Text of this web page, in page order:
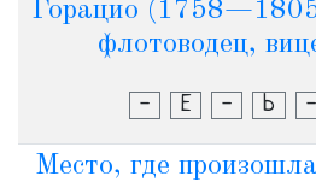
Горацио
флотоводец,
- Е - Ь -
Место, где